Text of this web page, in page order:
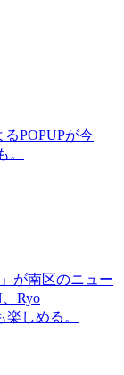
POPUPが今
が南区のニュー
Ryo
しめる。